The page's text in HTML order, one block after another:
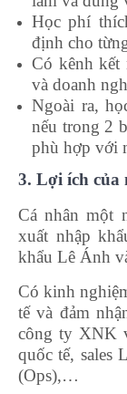
Học phí
định cho
Có kênh kết
và doanh
Ngoài ra,
nếu trong 2
phù hợp với
3. Lợi ích của
Cá nhân một
xuất nhập
khẩu Lê Ánh
Có kinh
tế và đảm
công ty XNK
quốc tế, sales
(Ops),…